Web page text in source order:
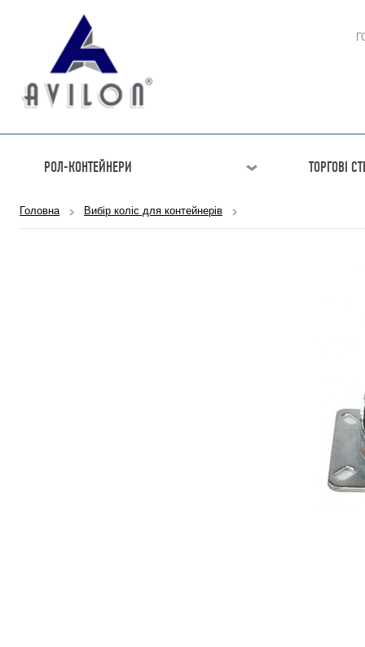
РОЛ-КОНТЕЙНЕРИ ТОРГОВІ
Головна Вибір коліс для контейнерів